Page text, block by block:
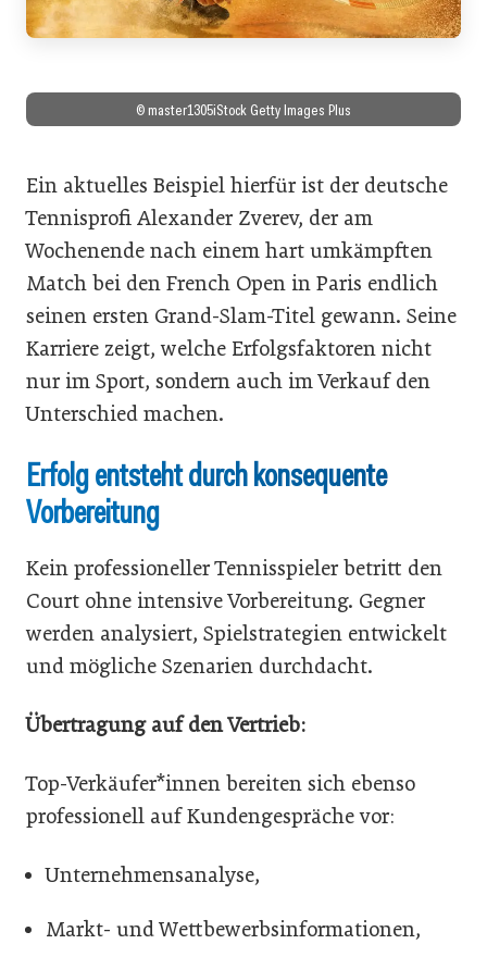
© master1305iStock Getty Images Plus
Ein aktuelles Beispiel hierfür ist der deutsche
Tennisprofi Alexander Zverev, der am
Wochenende nach einem hart umkämpften
Match bei den French Open in Paris endlich
seinen ersten Grand-Slam-Titel gewann. Seine
Karriere zeigt, welche Erfolgsfaktoren nicht
nur im Sport, sondern auch im Verkauf den
Unterschied machen.
Erfolg entsteht durch konsequente
Vorbereitung
Kein professioneller Tennisspieler betritt den
Court ohne intensive Vorbereitung. Gegner
werden analysiert, Spielstrategien entwickelt
und mögliche Szenarien durchdacht.
Übertragung auf den Vertrieb:
Top-Verkäufer*innen bereiten sich ebenso
professionell auf Kundengespräche vor:
Unternehmensanalyse,
Markt- und Wettbewerbsinformationen,